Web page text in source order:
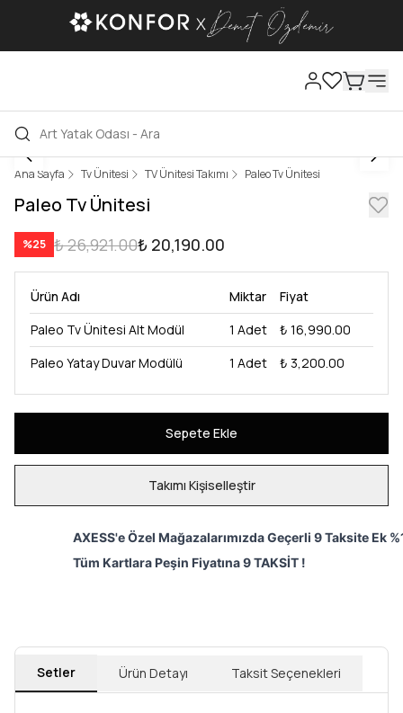
Ana Sayfa Tv Ünitesi TV Ünitesi Takımı Paleo Tv Ünitesi
Paleo Tv Ünitesi
%25 ₺ 26,921.00₺ 20,190.00
Ürün Adı Miktar
Fiyat
Paleo Tv Ünitesi Alt Modül
1 Adet
₺ 16,990.00
Paleo Yatay Duvar Modülü
1 Adet ₺ 3,200.00
Sepete Ekle
Takımı Kişiselleştir
AXESS'e Özel Mağazalarımızda Geçerli 9 Taksite Ek
Tüm Kartlara Peşin Fiyatına 9 TAKSİT !
Setler Ürün Detayı Taksit Seçenekleri